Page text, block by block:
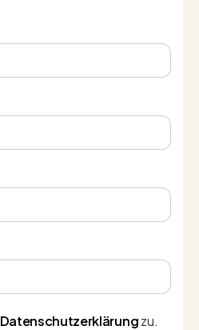
Datenschutzerklärungzu.